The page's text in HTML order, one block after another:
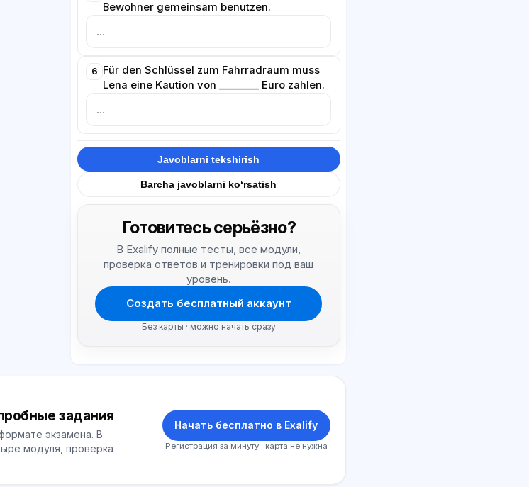
Bewohner gemeinsam benutzen.
6
Für den Schlüssel zum Fahrradraum muss
Lena eine Kaution von ________ Euro zahlen.
Javoblarni tekshirish
Barcha javoblarni ko‘rsatish
Готовитесь серьёзно?
В Exalify полные тесты, все модули,
проверка ответов и тренировки под ваш
уровень.
Создать бесплатный аккаунт
Без карты · можно начать сразу
задания
экзамена. В
модуля, проверка
Начать бесплатно в Exalify
Регистрация за минуту · карта не нужна